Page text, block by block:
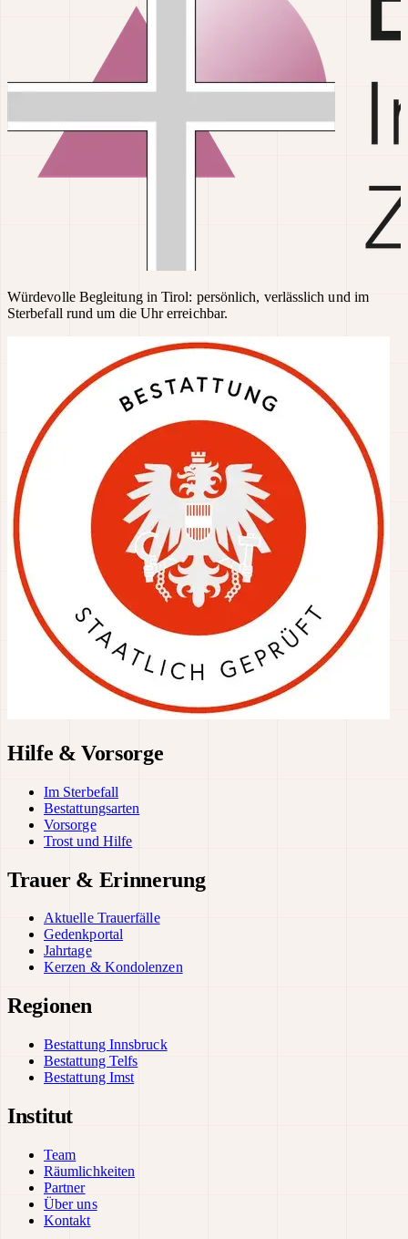
Würdevolle Begleitung in Tirol: persönlich, verlässlich und im
Sterbefall rund um die Uhr erreichbar.
Hilfe & Vorsorge
Im Sterbefall
Bestattungsarten
Vorsorge
Trost und Hilfe
Trauer & Erinnerung
Aktuelle Trauerfälle
Gedenkportal
Jahrtage
Kerzen & Kondolenzen
Regionen
Bestattung Innsbruck
Bestattung Telfs
Bestattung Imst
Institut
Team
Räumlichkeiten
Partner
Über uns
Kontakt